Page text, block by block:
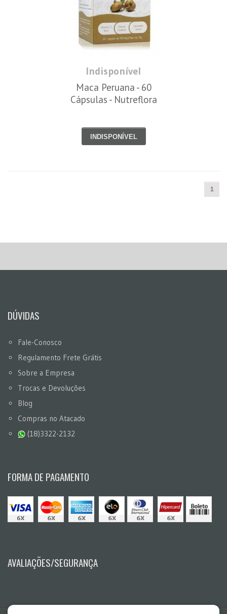
Indisponível
Maca Peruana - 60
Cápsulas - Nutreflora
INDISPONÍVEL
1
DÚVIDAS
Fale-Conosco
Regulamento Frete Grátis
Sobre a Empresa
Trocas e Devoluções
Blog
Compras no Atacado
(18)3322-2132
FORMA DE PAGAMENTO
AVALIAÇÕES/SEGURANÇA